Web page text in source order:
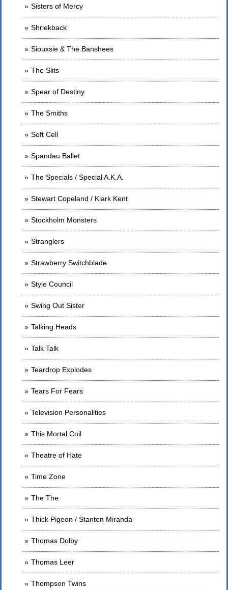
Sisters of Mercy
Shriekback
Siouxsie & The Banshees
The Slits
Spear of Destiny
The Smiths
Soft Cell
Spandau Ballet
The Specials / Special A.K.A.
Stewart Copeland / Klark Kent
Stockholm Monsters
Stranglers
Strawberry Switchblade
Style Council
Swing Out Sister
Talking Heads
Talk Talk
Teardrop Explodes
Tears For Fears
Television Personalities
This Mortal Coil
Theatre of Hate
Time Zone
The The
Thick Pigeon / Stanton Miranda
Thomas Dolby
Thomas Leer
Thompson Twins